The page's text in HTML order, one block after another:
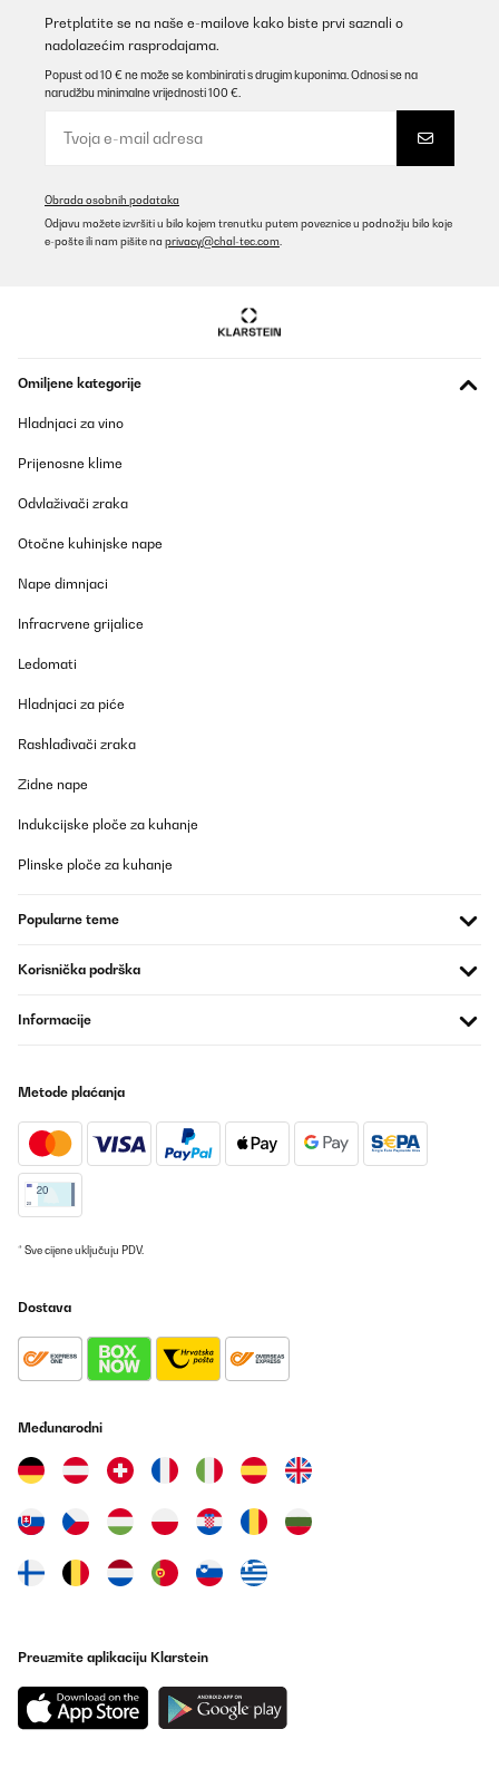
Pretplatite se na naše e-mailove kako biste prvi saznali o
nadolazećim rasprodajama.
Popust od 10 € ne može se kombinirati s drugim kuponima. Odnosi se na
narudžbu minimalne vrijednosti 100 €.
Obrada osobnih podataka
Odjavu možete izvršiti u bilo kojem trenutku putem poveznice u podnožju bilo koje
e-pošte ili nam pišite na privacy@chal-tec.com
Omiljene kategorije
Hladnjaci za vino
Prijenosne klime
Odvlaživači zraka
Otočne kuhinjske nape
Nape dimnjaci
Infracrvene grijalice
Ledomati
Hladnjaci za piće
Rashlađivači zraka
Zidne nape
Indukcijske ploče za kuhanje
Plinske ploče za kuhanje
Popularne teme
Korisnička podrška
Informacije
Metode plaćanja
* Sve cijene uključuju PDV.
Dostava
Međunarodni
Preuzmite aplikaciju Klarstein